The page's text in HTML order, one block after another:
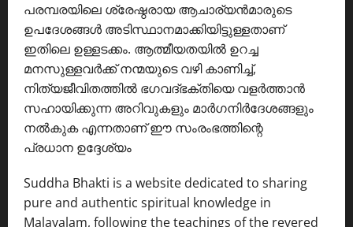
പരമ്പരയിലെ ശ്രേഷ്ഠരായ ആചാര്യൻമാരുടെ
ഉപദേശങ്ങൾ അടിസ്ഥാനമാക്കിയിട്ടുള്ളതാണ്
ഇതിലെ ഉള്ളടക്കം. ആത്മീയതയിൽ ഉറച്ച
മനസുള്ളവർക്ക് നന്മയുടെ വഴി കാണിച്ച്,
നിത്യജീവിതത്തിൽ ഭഗവദ്ഭക്തിയെ വളർത്താൻ
സഹായിക്കുന്ന അറിവുകളും മാർഗനിർദേശങ്ങളും
നൽകുക എന്നതാണ് ഈ സംരംഭത്തിന്റെ
പ്രധാന ഉദ്ദേശ്യം
Suddha Bhakti is a website dedicated to sharing
pure and authentic spiritual knowledge in
Malayalam, following the teachings of the revered